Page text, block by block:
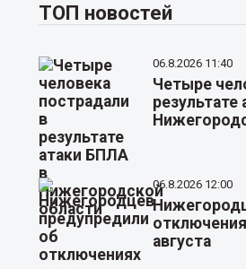
ТОП новостей
06.8.2026 11:40
Четыре
06.8.2026 12:00
августа